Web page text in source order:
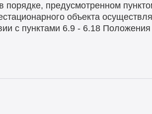
порядке, предусмотренном
объекта
с пунктами 6.9 - 6.18